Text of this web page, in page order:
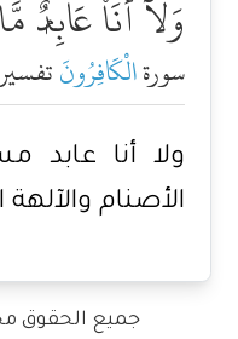
وَلَآ أَنَا۠
سورةالْكَافِرُونَ
ولا أنا عابد
الأصنام والآلهة
جميع الحقوق